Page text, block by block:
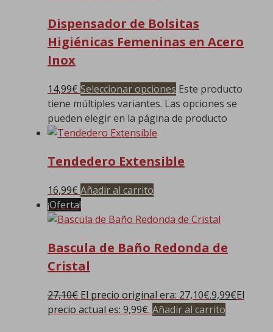
Dispensador de Bolsitas
Higiénicas Femeninas en Acero
Inox
14,99€ Seleccionar opciones Este producto
tiene múltiples variantes. Las opciones se
pueden elegir en la página de producto
Tendedero Extensible
16,99€ Añadir al carrito
¡Oferta!
Bascula de Baño Redonda de
Cristal
27,10€ El precio original era: 27,10€.9,99€El
precio actual es: 9,99€. Añadir al carrito